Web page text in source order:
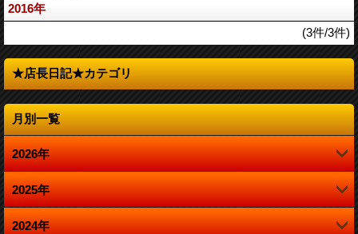
2016年
(3件/3件)
★店長日記★カテゴリ
月別一覧
2026年
4月 (1)
2025年
12月 (1)
2024年